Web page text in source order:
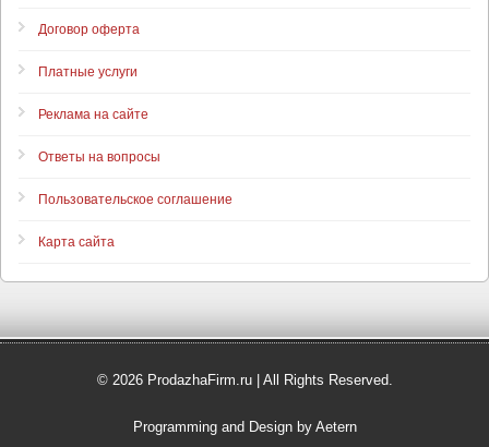
Договор оферта
Платные услуги
Реклама на сайте
Ответы на вопросы
Пользовательское соглашение
Карта сайта
© 2026 ProdazhaFirm.ru | All Rights Reserved.
Programming and Design by Aetern